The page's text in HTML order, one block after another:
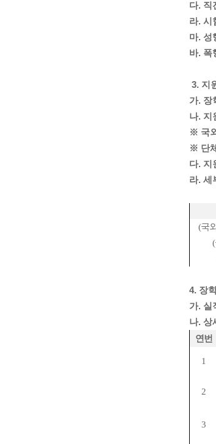
다. 직
라. 시
마. 성
바. 폭
3. 지
가. 장
나. 지
※ 국
※ 단
다. 지
라. 세
(국외
(
4. 장
가. 실
나. 상
연번
1
2
3